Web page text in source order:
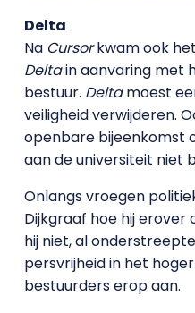
Delta
Na Cursorkwam ook
Deltain aanvaring met
bestuur. Deltamoest
veiligheid verwijderen.
openbare bijeenkomst
aan de universiteit niet
Onlangs vroegen
Dijkgraaf hoe hij erover
hij niet, al
persvrijheid in het
bestuurders erop aan.